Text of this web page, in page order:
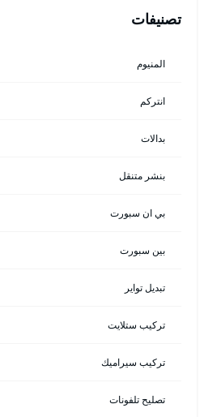
تصنيفات
المنيوم
انتركم
بدالات
بنشر متنقل
بي ان سبورت
بين سبورت
تبديل تواير
تركيب ستلايت
تركيب سيراميك
تصليح تلفونات